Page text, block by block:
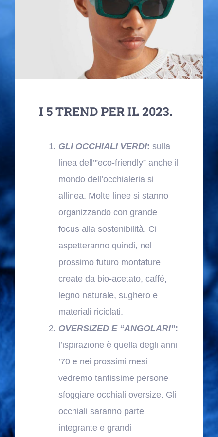
I 5 TREND PER IL 2023.
GLI OCCHIALI VERDI: sulla
linea dell’”eco-friendly” anche il
mondo dell’occhialeria si
allinea. Molte linee si stanno
organizzando con grande
focus alla sostenibilità. Ci
aspetteranno quindi, nel
prossimo futuro montature
create da bio-acetato, caffè,
legno naturale, sughero e
materiali riciclati.
OVERSIZED E “ANGOLARI”:
l’ispirazione è quella degli anni
’70 e nei prossimi mesi
vedremo tantissime persone
sfoggiare occhiali oversize. Gli
occhiali saranno parte
integrante e grandi